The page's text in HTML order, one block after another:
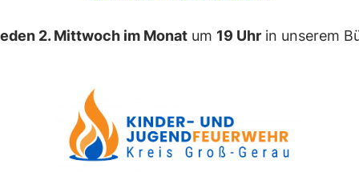
2. Mittwoch im Monatum 19 Uhrin unserem